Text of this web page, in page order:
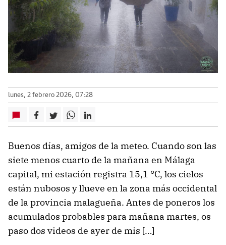
lunes, 2 febrero 2026, 07:28
Buenos días, amigos de la meteo. Cuando son las
siete menos cuarto de la mañana en Málaga
capital, mi estación registra 15,1 °C, los cielos
están nubosos y llueve en la zona más occidental
de la provincia malagueña. Antes de poneros los
acumulados probables para mañana martes, os
paso dos videos de ayer de mis […]